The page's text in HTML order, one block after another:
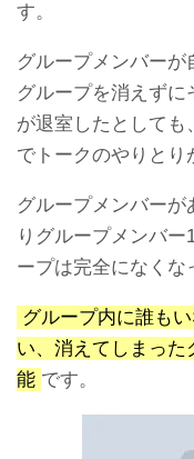
す。
グループメンバー
グループを消えず
が退室したとしても
でトークのやりとり
グループメンバーが
りグループメンバ
ープは完全になくな
グループ内に誰も
い、消えてしまっ
能 です。